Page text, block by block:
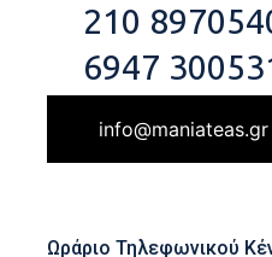
210
6947
info@maniateas.gr
Ωράριο Τηλεφωνικού